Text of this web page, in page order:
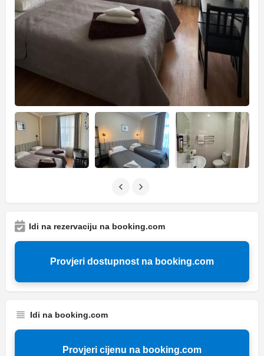
Idi na rezervaciju na booking.com
Provjeri dostupnost na booking.com
Idi na booking.com
Provjeri cijenu na booking.com